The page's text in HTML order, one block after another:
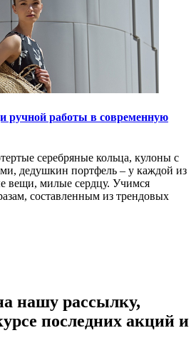
ручной работы в современную
серебряные кольца, кулоны с
дедушкин портфель – у каждой из
вещи, милые сердцу. Учимся
составленным из трендовых
нашу рассылку,
последних акций и